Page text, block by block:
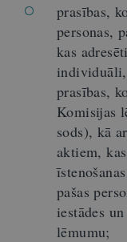
prasības,
personas,
kas
prasības,
Komisijas
sods), kā
aktiem,
pašas
iestādes
lēmumu;